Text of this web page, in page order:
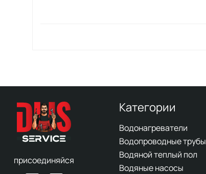
присоединяйся
Категории
Водонагреватели
Водопроводные трубы
Водяной теплый пол
Водяные насосы